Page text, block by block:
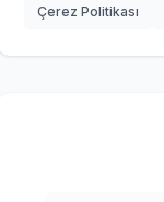
Çerez Politikası